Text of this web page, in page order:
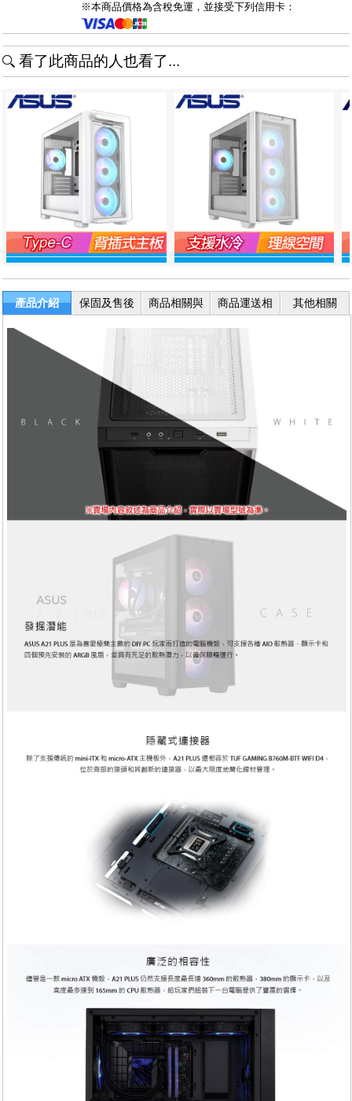
※本商品價格為含稅免運，並接受下列信用卡：
看了此商品的人也看了...
產品介紹
保固及售後
服務
商品相關與
退換貨
商品運送相
其他相關